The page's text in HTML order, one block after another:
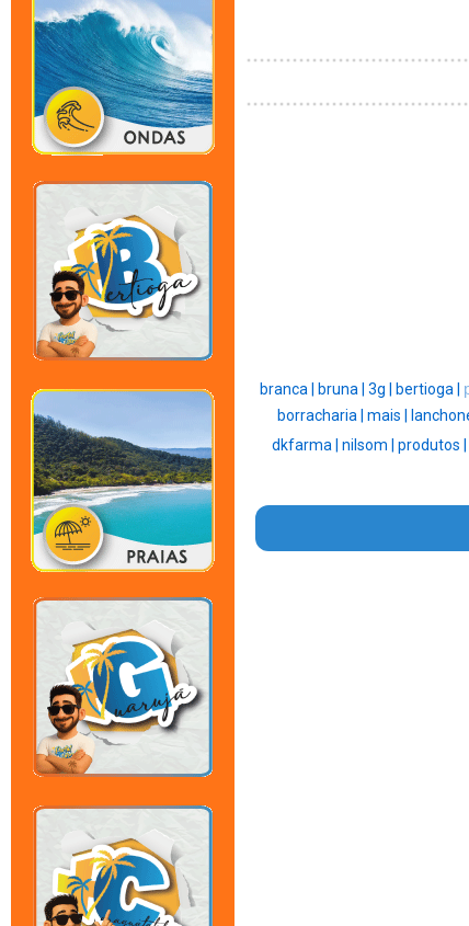
branca | bruna | 3g | bertioga |
borracharia | mais |
dkfarma | nilsom | produtos |